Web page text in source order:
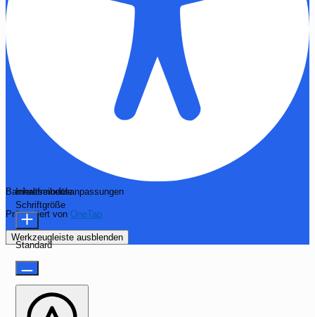
Barrierefreiheitsanpassungen
Präsentiert von OneTap
Werkzeugleiste ausblenden
Inhaltsmodule
Schriftgröße
Standard